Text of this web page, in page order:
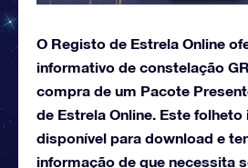
O Registo de Estrela Online
informativo de constelação
compra de um Pacote
de Estrela Online. Este
disponível para download e
informação de que necessita